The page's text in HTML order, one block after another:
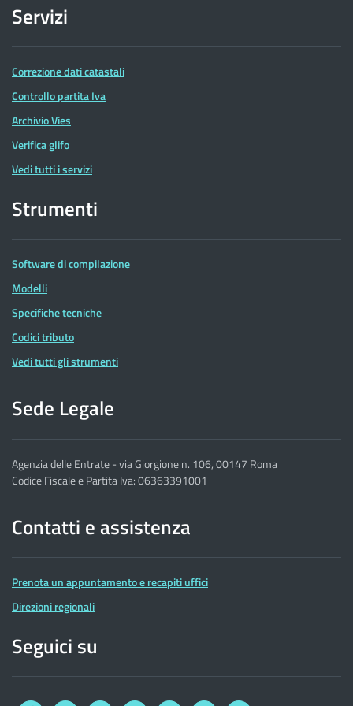
Servizi
Correzione dati catastali
Controllo partita Iva
Archivio Vies
Verifica glifo
Vedi tutti i servizi
Strumenti
Software di compilazione
Modelli
Specifiche tecniche
Codici tributo
Vedi tutti gli strumenti
Sede Legale
Agenzia delle Entrate - via Giorgione n. 106, 00147 Roma
Codice Fiscale e Partita Iva: 06363391001
Contatti e assistenza
Prenota un appuntamento e recapiti uffici
Direzioni regionali
Seguici su